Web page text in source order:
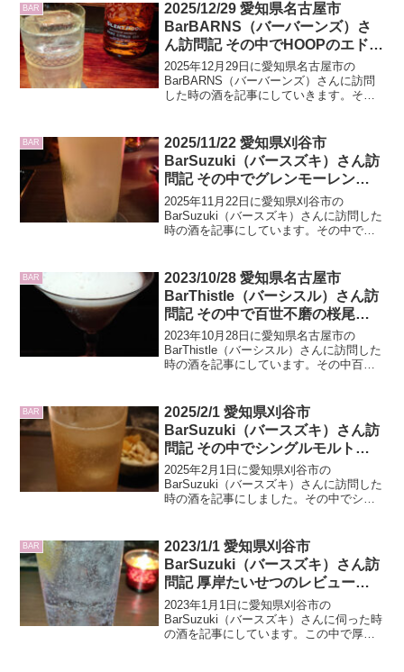
BAR
2025/12/29 愛知県名古屋市
BarBARNS（バーバーンズ）さ
ん訪問記 その中でHOOPのエドラ
ダワー11年、ロングモーン26
年、SAKESHOPSATOのベンリ
アック18年のレビューもあり
2025年12月29日に愛知県名古屋市の
BarBARNS（バーバーンズ）さんに訪問
した時の酒を記事にしていきます。その
アック18年のレビューもしています。
BAR
2025/11/22 愛知県刈谷市
BarSuzuki（バースズキ）さん訪
問記 その中でグレンモーレンジ
SPICEとスノーフレークのグレン
マレイ12年のレビューもあり
2025年11月22日に愛知県刈谷市の
BarSuzuki（バースズキ）さんに訪問した
時の酒を記事にしています。その中でグ
ます
BAR
2023/10/28 愛知県名古屋市
BarThistle（バーシスル）さん訪
問記 その中で百世不磨の桜尾、
2018年蒸留、4年、54度のレビュ
ーもあり
2023年10月28日に愛知県名古屋市の
BarThistle（バーシスル）さんに訪問した
時の酒を記事にしています。その中百世
BAR
2025/2/1 愛知県刈谷市
BarSuzuki（バースズキ）さん訪
問記 その中でシングルモルトオ
ブスコットランドのリンクウッド
10年のレビューもあり
2025年2月1日に愛知県刈谷市の
BarSuzuki（バースズキ）さんに訪問した
時の酒を記事にしました。その中でシン
BAR
2023/1/1 愛知県刈谷市
BarSuzuki（バースズキ）さん訪
問記 厚岸たいせつのレビューも
あり
2023年1月1日に愛知県刈谷市の
BarSuzuki（バースズキ）さんに伺った時
の酒を記事にしています。この中で厚